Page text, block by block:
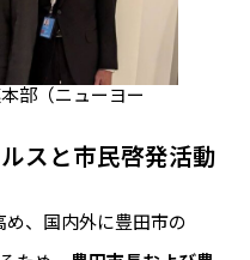
部（ニューヨー
スと市民啓発活動
、国内外に豊田市の